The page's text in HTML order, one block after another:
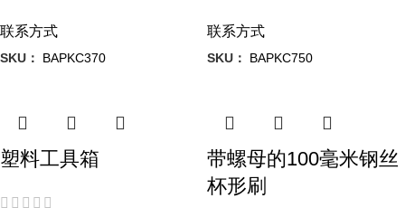
联系方式
SKU： BAPKC370
联系方式
SKU： BAPKC750
塑料工具箱
带螺母的100毫米钢丝
杯形刷